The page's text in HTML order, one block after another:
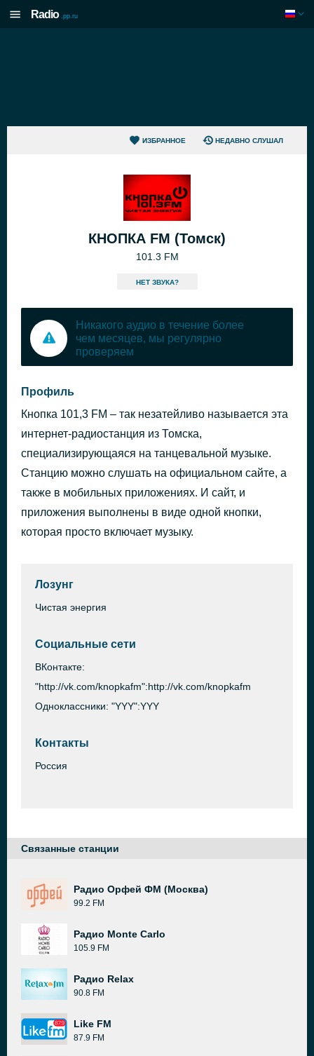
Radio .pp.ru
ИЗБРАННОЕ НЕДАВНО СЛУШАЛ
КНОПКА FM (Томск)
101.3 FM
HЕТ ЗВУКА?
Никакого аудио в течение более
чем месяцев, мы регулярно
проверяем
Профиль
Кнопка 101,3 FM – так незатейливо называется эта
интернет-радиостанция из Томска,
специализирующаяся на танцевальной музыке.
Станцию можно слушать на официальном сайте, а
также в мобильных приложениях. И сайт, и
приложения выполнены в виде одной кнопки,
которая просто включает музыку.
Лозунг
Чистая энергия
Социальные сети
ВКонтакте:
"http://vk.com/knopkafm":http://vk.com/knopkafm
Одноклассники: "YYY":YYY
Контакты
Россия
Связанные станции
Радио Орфей ФМ (Москва)
99.2 FM
Радио Monte Carlo
105.9 FM
Радио Relax
90.8 FM
Like FM
87.9 FM